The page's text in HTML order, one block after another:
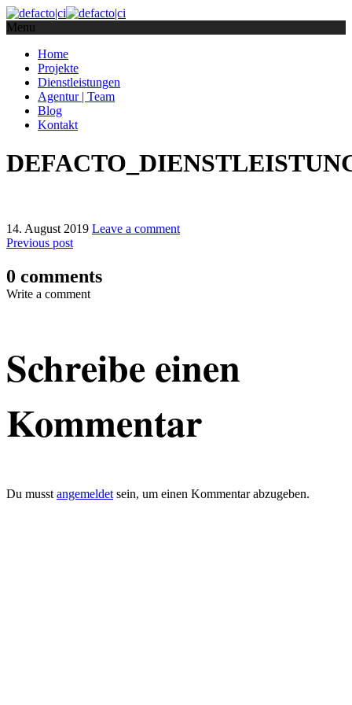
Menu
Home
Projekte
Dienstleistungen
Agentur | Team
Blog
Kontakt
14. August 2019 Leave a comment
Previous post
0 comments
Write a comment
Schreibe einen
Kommentar
Du musst angemeldet sein, um einen Kommentar abzugeben.